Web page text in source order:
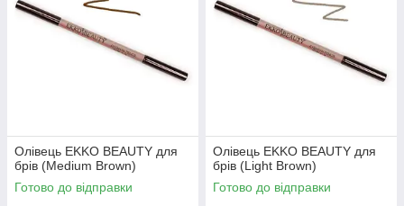
Олівець EKKO BEAUTY для
брів (Medium Brown)
Готово до відправки
Олівець EKKO BEAUTY для
брів (Light Brown)
Готово до відправки